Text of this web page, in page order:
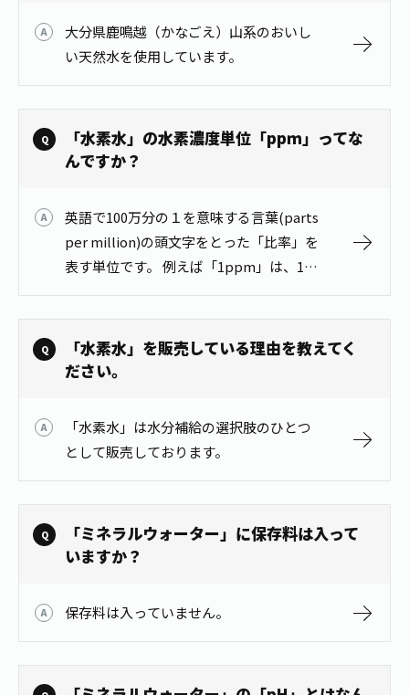
大分県鹿鳴越（かなごえ）山系のおいし
い天然水を使用しています。
「水素水」の水素濃度単位「ppｍ」ってな
んですか？
英語で100万分の１を意味する言葉(parts
per million)の頭文字をとった「比率」を
表す単位です。 例えば「1ppm」は、1L
の水に1mgの水素が含まれていることを
表します。
「水素水」を販売している理由を教えてく
ださい。
「水素水」は水分補給の選択肢のひとつ
として販売しております。
「ミネラルウォーター」に保存料は入って
いますか？
保存料は入っていません。